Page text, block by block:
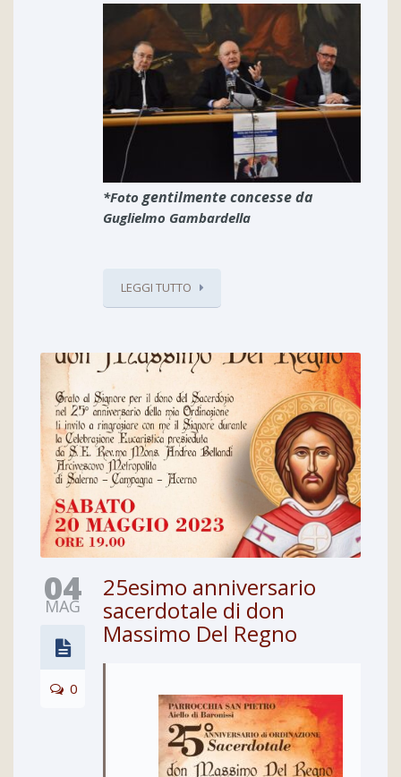
*Foto gentilmente concesse da
Guglielmo Gambardella
LEGGI TUTTO
04
MAG
0
25esimo anniversario
sacerdotale di don
Massimo Del Regno